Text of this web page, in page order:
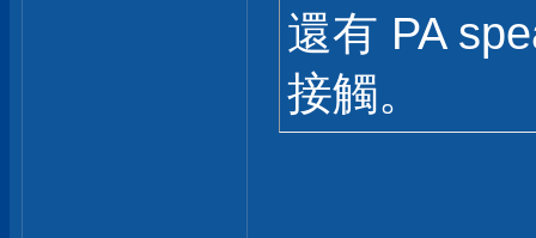
還有 PA
接觸。